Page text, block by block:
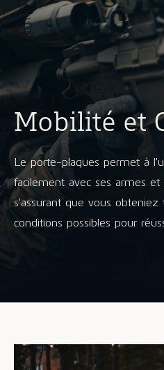
Mobilité et
Le porte-plaques permet à
facilement avec ses armes
s'assurant que vous obteniez
conditions possibles pour